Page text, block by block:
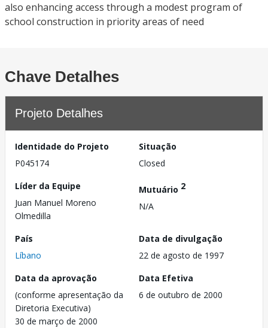
also enhancing access through a modest program of
school construction in priority areas of need
Chave Detalhes
Projeto Detalhes
Identidade do Projeto
P045174
Situação
Closed
Líder da Equipe
Juan Manuel Moreno
Olmedilla
Mutuário 2
N/A
País
Líbano
Data de divulgação
22 de agosto de 1997
Data da aprovação
(conforme apresentação da
Diretoria Executiva)
30 de março de 2000
Data Efetiva
6 de outubro de 2000